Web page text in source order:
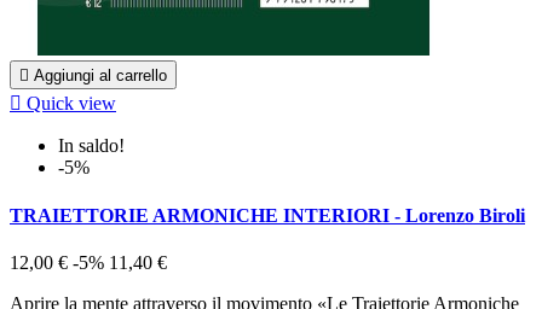
 Aggiungi al carrello
 Quick view
In saldo!
-5%
TRAIETTORIE ARMONICHE INTERIORI - Lorenzo Biroli
12,00 € -5% 11,40 €
Aprire la mente attraverso il movimento «Le Traiettorie Armoniche